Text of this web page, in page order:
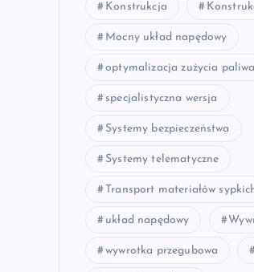
Konstrukcja
Mocny układ napędowy
optymalizacja zużycia paliwa
specjalistyczna wersja
Systemy bezpieczeństwa
Systemy telematyczne
Transport materiałów
układ napędowy
wywrotka przegubowa